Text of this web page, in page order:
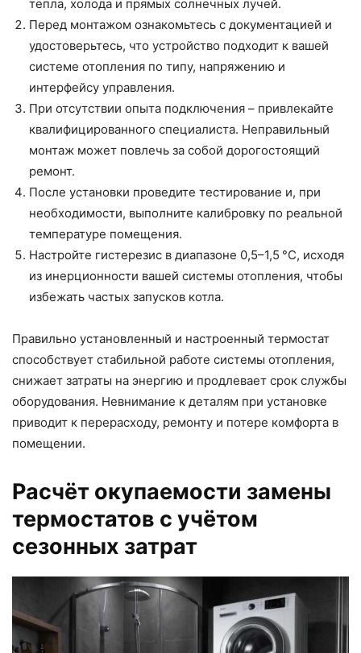
тепла, холода и прямых солнечных лучей.
Перед монтажом ознакомьтесь с документацией и
удостоверьтесь, что устройство подходит к вашей
системе отопления по типу, напряжению и
интерфейсу управления.
При отсутствии опыта подключения – привлекайте
квалифицированного специалиста. Неправильный
монтаж может повлечь за собой дорогостоящий
ремонт.
После установки проведите тестирование и, при
необходимости, выполните калибровку по реальной
температуре помещения.
Настройте гистерезис в диапазоне 0,5–1,5 °C, исходя
из инерционности вашей системы отопления, чтобы
избежать частых запусков котла.
Правильно установленный и настроенный термостат
способствует стабильной работе системы отопления,
снижает затраты на энергию и продлевает срок службы
оборудования. Невнимание к деталям при установке
приводит к перерасходу, ремонту и потере комфорта в
помещении.
Расчёт окупаемости замены
термостатов с учётом
сезонных затрат